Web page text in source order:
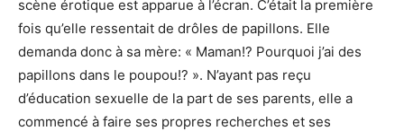
scène érotique est apparue à l’écran. C’était la première
fois qu’elle ressentait de drôles de papillons. Elle
demanda donc à sa mère: « Maman!? Pourquoi j’ai des
papillons dans le poupou!? ». N’ayant pas reçu
d’éducation sexuelle de la part de ses parents, elle a
commencé à faire ses propres recherches et ses